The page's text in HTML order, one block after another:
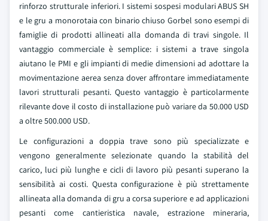
rinforzo strutturale inferiori. I sistemi sospesi modulari ABUS SH
e le gru a monorotaia con binario chiuso Gorbel sono esempi di
famiglie di prodotti allineati alla domanda di travi singole. Il
vantaggio commerciale è semplice: i sistemi a trave singola
aiutano le PMI e gli impianti di medie dimensioni ad adottare la
movimentazione aerea senza dover affrontare immediatamente
lavori strutturali pesanti. Questo vantaggio è particolarmente
rilevante dove il costo di installazione può variare da 50.000 USD
a oltre 500.000 USD.
Le configurazioni a doppia trave sono più specializzate e
vengono generalmente selezionate quando la stabilità del
carico, luci più lunghe e cicli di lavoro più pesanti superano la
sensibilità ai costi. Questa configurazione è più strettamente
allineata alla domanda di gru a corsa superiore e ad applicazioni
pesanti come cantieristica navale, estrazione mineraria,